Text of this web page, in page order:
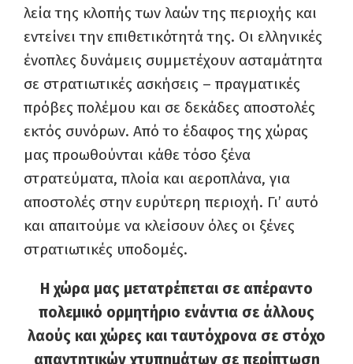
λεία της κλοπής των λαών της περιοχής και
εντείνει την επιθετικότητά της. Οι ελληνικές
ένοπλες δυνάμεις συμμετέχουν ασταμάτητα
σε στρατιωτικές ασκήσεις – πραγματικές
πρόβες πολέμου και σε δεκάδες αποστολές
εκτός συνόρων. Από το έδαφος της χώρας
μας προωθούνται κάθε τόσο ξένα
στρατεύματα, πλοία και αεροπλάνα, για
αποστολές στην ευρύτερη περιοχή. Γι’ αυτό
και απαιτούμε να κλείσουν όλες οι ξένες
στρατιωτικές υποδομές.
Η χώρα μας μετατρέπεται σε απέραντο
πολεμικό ορμητήριο ενάντια σε άλλους
λαούς και χώρες και ταυτόχρονα σε στόχο
απαντητικών χτυπημάτων σε περίπτωση